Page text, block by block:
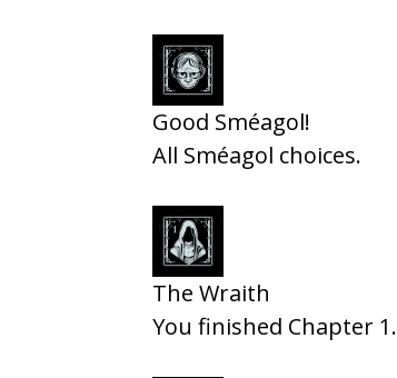
Good Sméagol!
All Sméagol choices.
The Wraith
You finished Chapter 1.